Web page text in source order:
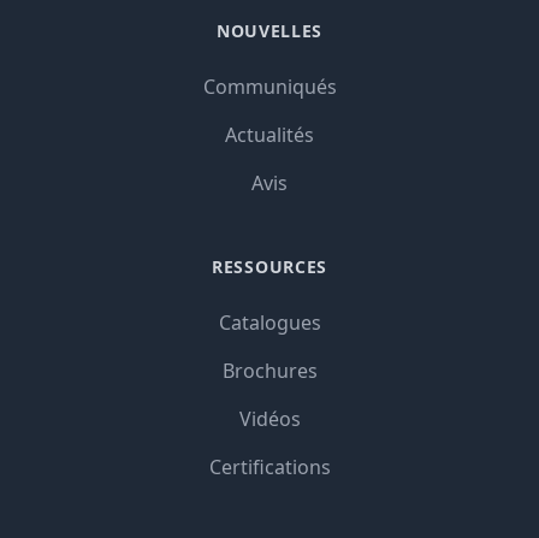
NOUVELLES
Communiqués
Actualités
Avis
RESSOURCES
Catalogues
Brochures
Vidéos
Certifications